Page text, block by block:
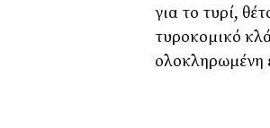
για το τυρί,
τυροκομικό